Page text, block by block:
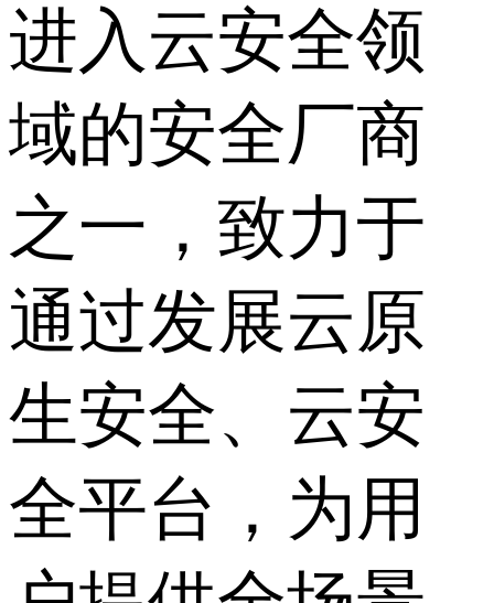
进入云安全领
域的安全厂商
之一，致力于
通过发展云原
生安全、云安
全平台，为用